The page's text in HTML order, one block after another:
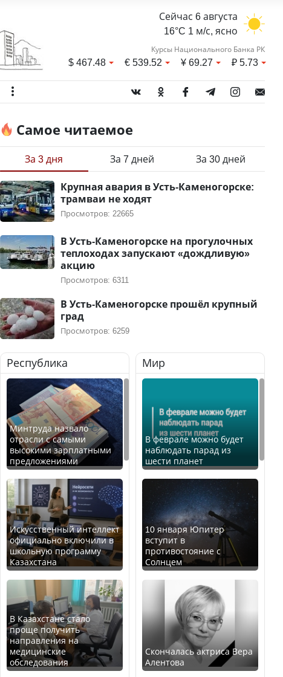
Сейчас 6 августа
16°C 1 м/с, ясно
Курсы Национального Банка РК
$467.48 €539.52 ¥69.27 ₽5.73
Самое читаемое
За 3 дня За 7 дней За 30 дней
Крупная авария в Усть-Каменогорске:
трамваи не ходят
Просмотров: 22665
В Усть-Каменогорске на прогулочных
теплоходах запускают «дождливую»
акцию
Просмотров: 6311
В Усть-Каменогорске прошёл крупный
град
Просмотров: 6259
Республика
Минтруда назвало
отрасли с самыми
высокими зарплатными
предложениями
Искусственный интеллект
официально включили в
школьную программу
Казахстана
В Казахстане стало
проще получить
направления на
медицинские
обследования
Мир
В феврале можно будет
наблюдать парад из
шести планет
10 января Юпитер
вступит в
противостояние с
Солнцем
Скончалась актриса Вера
Алентова